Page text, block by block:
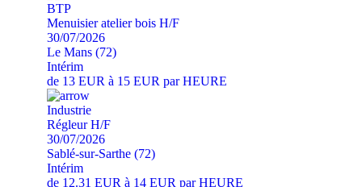
BTP
Menuisier atelier bois H/F
30/07/2026
Le Mans (72)
Intérim
de 13 EUR à 15 EUR par HEURE
Industrie
Régleur H/F
30/07/2026
Sablé-sur-Sarthe (72)
Intérim
de 12.31 EUR à 14 EUR par HEURE